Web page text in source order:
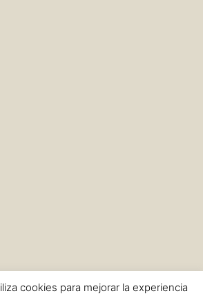
cookies para mejorar la experiencia